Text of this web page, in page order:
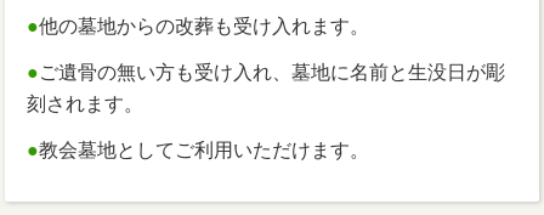
●他の墓地からの改葬も受け入れます。
●ご遺骨の無い方も受け入れ、墓地に名前と生没日が彫
刻されます。
●教会墓地としてご利用いただけます。